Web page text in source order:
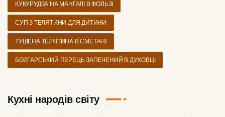
КУКУРУДЗА НА МАНГАЛІ В ФОЛЬЗІ
СУП З ТЕЛЯТИНИ ДЛЯ ДИТИНИ
ТУШЕНА ТЕЛЯТИНА В СМЕТАНІ
БОЛГАРСЬКИЙ ПЕРЕЦЬ ЗАПЕЧЕНИЙ В ДУХОВЦІ
Кухні народів світу